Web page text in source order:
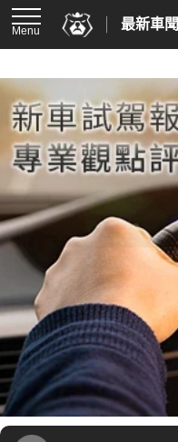
Menu 最新車聞